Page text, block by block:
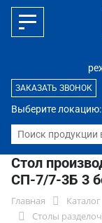
Выберите локацию:
ЗАКАЗАТЬ ЗВОНОК
Стол
СП-7/7-3Б 3
Главная Каталог
Столы